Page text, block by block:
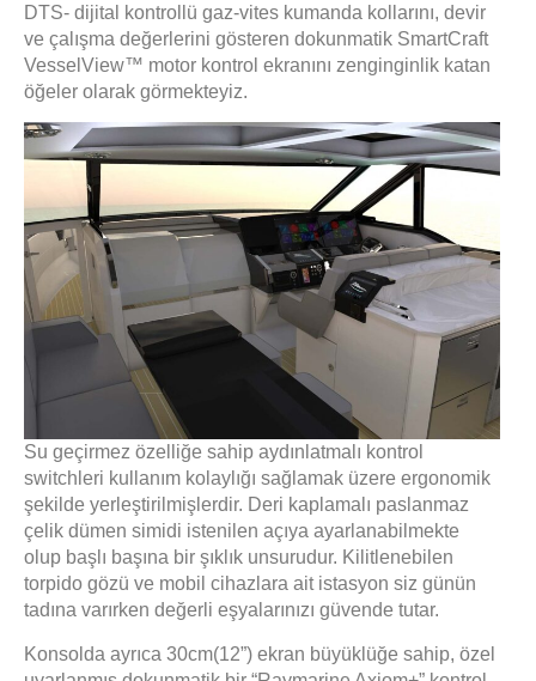
DTS- dijital kontrollü gaz-vites kumanda kollarını, devir
ve çalışma değerlerini gösteren dokunmatik SmartCraft
VesselView™ motor kontrol ekranını zenginginlik katan
öğeler olarak görmekteyiz.
Su geçirmez özelliğe sahip aydınlatmalı kontrol
switchleri kullanım kolaylığı sağlamak üzere ergonomik
şekilde yerleştirilmişlerdir. Deri kaplamalı paslanmaz
çelik dümen simidi istenilen açıya ayarlanabilmekte
olup başlı başına bir şıklık unsurudur. Kilitlenebilen
torpido gözü ve mobil cihazlara ait istasyon siz günün
tadına varırken değerli eşyalarınızı güvende tutar.
Konsolda ayrıca 30cm(12”) ekran büyüklüğe sahip, özel